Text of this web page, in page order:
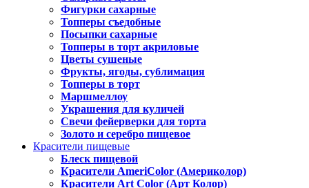
Фигурки сахарные
Топперы съедобные
Посыпки сахарные
Топперы в торт акриловые
Цветы сушеные
Фрукты, ягоды, сублимация
Топперы в торт
Маршмеллоу
Украшения для куличей
Свечи фейерверки для торта
Золото и серебро пищевое
Красители пищевые
Блеск пищевой
Красители AmeriColor (Америколор)
Красители Art Color (Арт Колор)